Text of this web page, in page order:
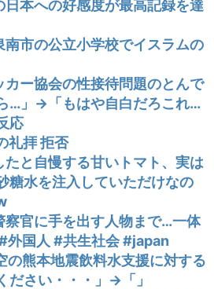
本への好感度が最高記録を達
南市の公立小学校でイスラムの
カー協会の性接待問題のとんで
…」→「もはや自白だろこれ…
応
礼拝 拒否
と自慢する甘いトマト、実は
糖水を注入していただけなの
察官に手を出す人物まで…一体
外国人 #共生社会 #japan
の熊本地震飲料水支援に対する
ださい・・・」→「」